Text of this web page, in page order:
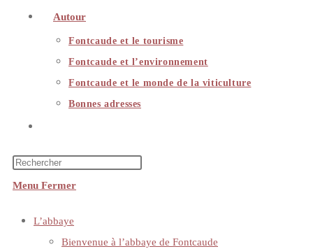
Autour
Fontcaude et le tourisme
Fontcaude et l’environnement
Fontcaude et le monde de la viticulture
Bonnes adresses
Menu Fermer
L’abbaye
Bienvenue à l’abbaye de Fontcaude